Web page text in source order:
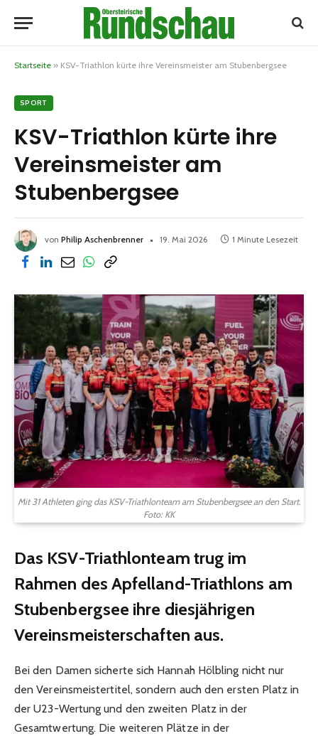
Startseite » KSV-Triathlon kürte ihre Vereinsmeister am Stubenbergsee
SPORT
KSV-Triathlon kürte ihre
Vereinsmeister am
Stubenbergsee
von Philip Aschenbrenner 19. Mai 2026 1 Minute Lesezeit
Mit 31 Athleten ging das KSV-Triathlonteam am Stubenbergsee an den Start.
Foto: KK
Das KSV-Triathlonteam trug im
Rahmen des Apfelland-Triathlons am
Stubenbergsee ihre diesjährigen
Vereinsmeisterschaften aus.
Bei den Damen sicherte sich Hannah Hölbling nicht nur
den Vereinsmeistertitel, sondern auch den ersten Platz in
der U23-Wertung und den zweiten Platz in der
Gesamtwertung. Die weiteren Plätze in der